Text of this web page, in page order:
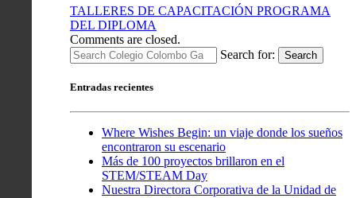
TALLERES DE CAPACITACIÓN PROGRAMA
DEL DIPLOMA
Comments are closed.
Search for:
Search
Entradas recientes
Where Wishes Begin: un viaje donde los sueños
encontraron su escenario
Más de 100 proyectos brillaron en el
STEM/STEAM Day
Nuestra Directora Corporativa de la Unidad de